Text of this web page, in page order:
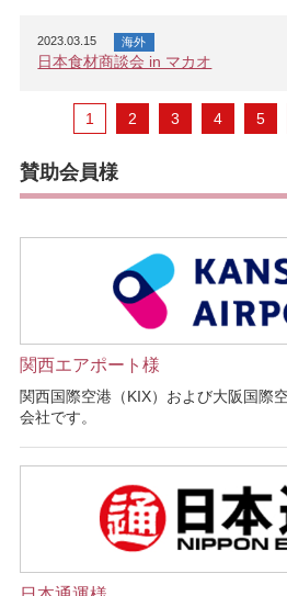
2023.03.15 海外
日本食材商談会 in マカオ
1 2 3 4 5
賛助会員様
関西エアポート様
関西国際空港（KIX）および大阪国際
会社です。